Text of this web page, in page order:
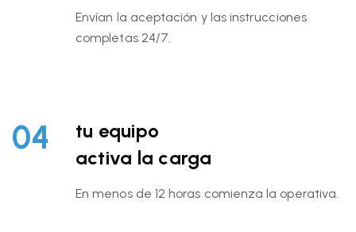
Envían la aceptación y las instrucciones
completas 24/7.
04
tu equipo
activa la carga
En menos de 12 horas comienza la operativa.